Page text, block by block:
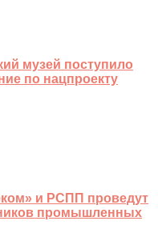
музей поступило
по нацпроекту
и РСПП проведут
промышленных